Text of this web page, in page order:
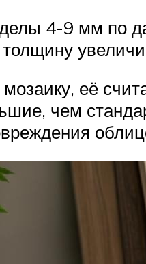
4-9 мм по
мозаику, её
чем